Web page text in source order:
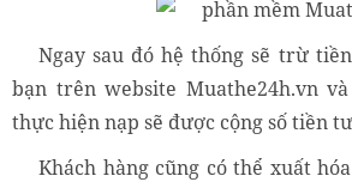
Ngay sau đó hệ thống sẽ trừ
bạn trên website Muathe24h.vn
thực hiện nạp sẽ được cộng số tiền
Khách hàng cũng có thể xuất